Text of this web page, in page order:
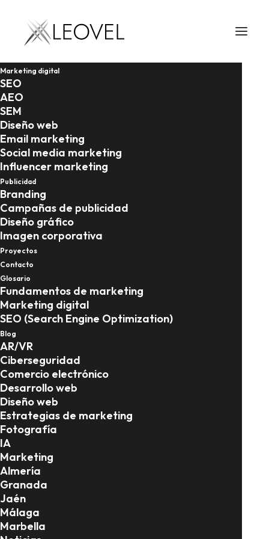
Marketing digital
SEO
AEO
SEM
Diseño web
Email marketing
Social media marketing
Influencer marketing
Publicidad
Branding
Campañas de publicidad
Diseño gráfico
Imagen corporativa
Proyectos
Contacto
Glosario
Fundamentos de marketing
Marketing digital
SEO (Search Engine Optimization)
Blog
AR/VR
Ciberseguridad
Comercio electrónico
Desarrollo web
Diseño web
Estrategias de marketing
Fotografía
IA
Marketing
Almería
Granada
Jaén
Málaga
Marbella
Guía completa de SEO
local a global
Estrategias de marketing